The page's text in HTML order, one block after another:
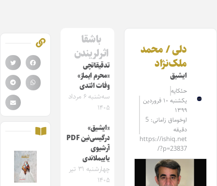
دلی / محمد
ملک‌نژاد
ایشیق
حئکایه
یکشنبه ۱۰ فروردین
۱۳۹۹
اوخوماق زامانی: 5
دقیقه
https://ishiq.net
/?p=23837
باشقا
اثرلریندن
تدقیقاتچی
«محرم ایماز»
وفات ائتدی
سه‌شنبه ۶ مرداد
۱۴۰۵
«ایشیق»
درگیسی‌نین PDF
آرشیوی
یاییملاندی
چهارشنبه ۳۱ تیر
۱۴۰۵